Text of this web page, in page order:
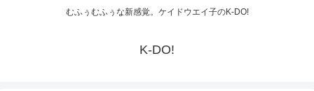
むふぅむふぅな新感覚。ケイドウエイ子のK-DO!
K-DO!